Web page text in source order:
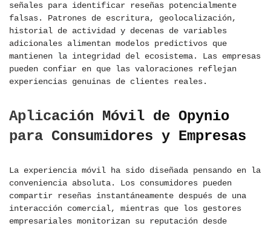
señales para identificar reseñas potencialmente
falsas. Patrones de escritura, geolocalización,
historial de actividad y decenas de variables
adicionales alimentan modelos predictivos que
mantienen la integridad del ecosistema. Las empresas
pueden confiar en que las valoraciones reflejan
experiencias genuinas de clientes reales.
Aplicación Móvil de Opynio
para Consumidores y Empresas
La experiencia móvil ha sido diseñada pensando en la
conveniencia absoluta. Los consumidores pueden
compartir reseñas instantáneamente después de una
interacción comercial, mientras que los gestores
empresariales monitorizan su reputación desde